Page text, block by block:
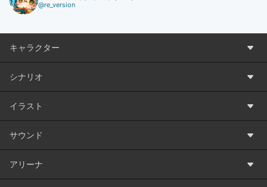
@re_version
キャラクター
シナリオ
イラスト
サウンド
アリーナ